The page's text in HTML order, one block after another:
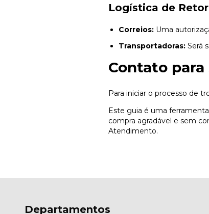
Logística de
Correios: Uma
Transportadoras: Será
Contato
Para iniciar o processo de
Este guia é uma
compra agradável e sem
Atendimento.
Departamentos